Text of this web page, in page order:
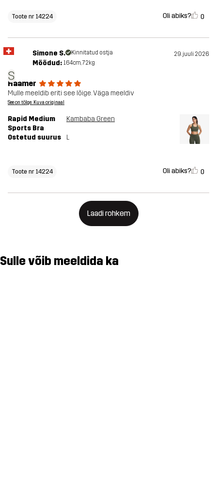
Toote nr 14224 Oli abiks? 0
S
Simone S. Kinnitatud ostja 29. juuli 2026
Mõõdud: 164cm, 72kg
Haamer
Mulle meeldib eriti see lõige. Väga meeldiv
See on tõlge. Kuva originaal
Rapid Medium
Sports Bra
Kambaba Green
Ostetud suurus L
Toote nr 14224 Oli abiks? 0
Laadi rohkem
Sulle võib meeldida ka